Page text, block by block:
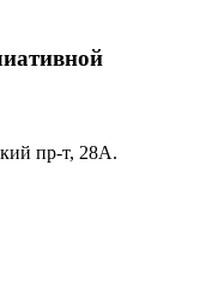
пр-т, 28А.